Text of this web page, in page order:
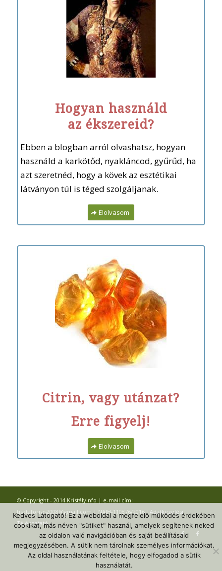
Hogyan használd
az ékszereid?
Ebben a blogban arról olvashatsz, hogyan
használd a karkötőd, nyakláncod, gyűrűd, ha
azt szeretnéd, hogy a kövek az esztétikai
látványon túl is téged szolgáljanak.
Elolvasom
Citrin, vagy utánzat?
Erre figyelj!
Elolvasom
© Copyright - 2014 Kristályinfo | e-mail cím:
tisztaforras2008@gmail.com | NAIH-110876/2016 |Adatkezelési
Tájékoztató
Kedves Látogató! Ez a weboldal a megfelelő működés érdekében
cookikat, más néven "sütiket" használ, amelyek segítenek neked
az oldalon való navigációban és saját beállításaid
megjegyzésében. A sütik nem tárolnak személyes információkat.
Az oldal használatának feltétele, hogy elfogadod a sütik
használatát.